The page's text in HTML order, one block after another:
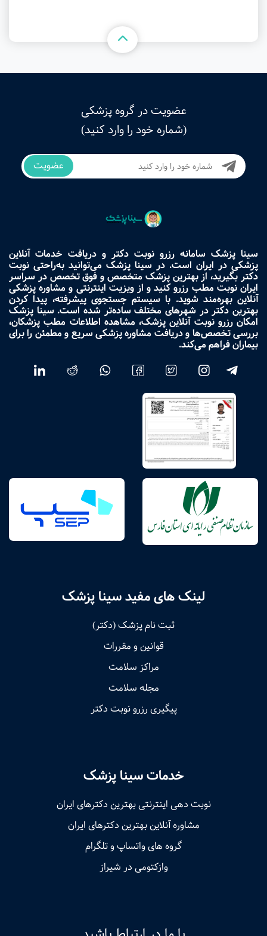
عضویت در گروه پزشکی
(شماره خود را وارد کنید)
عضویت
سینا پزشک سامانه رزرو نوبت دکتر و دریافت خدمات آنلاین
پزشکی در ایران است. در سینا پزشک می‌توانید به‌راحتی نوبت
دکتر بگیرید، از بهترین پزشک متخصص و فوق تخصص در سراسر
ایران نوبت مطب رزرو کنید و از ویزیت اینترنتی و مشاوره پزشکی
آنلاین بهره‌مند شوید. با سیستم جستجوی پیشرفته، پیدا کردن
بهترین دکتر در شهرهای مختلف ساده‌تر شده است. سینا پزشک
امکان رزرو نوبت آنلاین پزشک، مشاهده اطلاعات مطب پزشکان،
بررسی تخصص‌ها و دریافت مشاوره پزشکی سریع و مطمئن را برای
بیماران فراهم می‌کند.
لینک های مفید سینا پزشک
ثبت نام پزشک (دکتر)
قوانین و مقررات
مراکز سلامت
مجله سلامت
پیگیری رزرو نوبت دکتر
خدمات سینا پزشک
نوبت‌ دهی اینترنتی بهترین دکترهای ایران
مشاوره آنلاین بهترین دکترهای ایران
گروه های واتساپ و تلگرام
وازکتومی در شیراز